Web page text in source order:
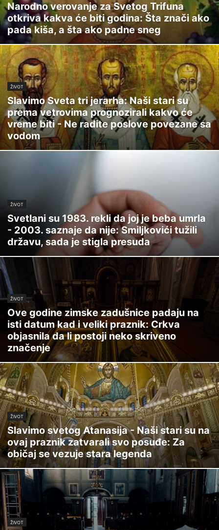
Narodno verovanje za Svetog Trifuna
otkriva kakva će biti godina: Šta znači ako
pada kiša, a šta ako padne sneg
ŽIVOT
Slavimo Sveta tri jerarha: Naši stari su
prema vetrovima prognozirali kakvo će
vreme biti - Ne radite poslove povezane sa
vodom
ŽIVOT
Svetlani su 1983. rekli da joj je beba umrla
- 2003. saznaje da nije: Smiljkovići tužili
državu, sada je stigla presuda
ŽIVOT
Ove godine zimske zadušnice padaju na
isti datum kad i veliki praznik: Crkva
objasnila da li postoji neko skriveno
značenje
ŽIVOT
Slavimo svetog Atanasija - Naši stari su na
ovaj praznik zatvarali svo posuđe: Za
običaj se vezuje stara legenda
ŽIVOT